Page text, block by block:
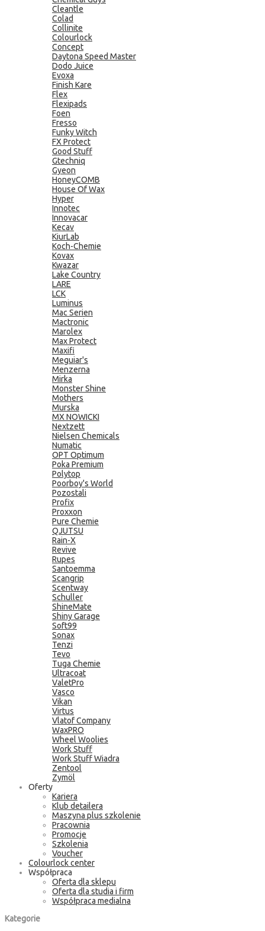
Cleantle
Colad
Collinite
Colourlock
Concept
Daytona Speed Master
Dodo Juice
Evoxa
Finish Kare
Flex
Flexipads
Foen
Fresso
Funky Witch
FX Protect
Good Stuff
Gtechniq
Gyeon
HoneyCOMB
House Of Wax
Hyper
Innotec
Innovacar
Kecav
KiurLab
Koch-Chemie
Kovax
Kwazar
Lake Country
LARE
LCK
Luminus
Mac Serien
Mactronic
Marolex
Max Protect
Maxifi
Meguiar's
Menzerna
Mirka
Monster Shine
Mothers
Murska
MX NOWICKI
Nextzett
Nielsen Chemicals
Numatic
OPT Optimum
Poka Premium
Polytop
Poorboy's World
Pozostali
Profix
Proxxon
Pure Chemie
QJUTSU
Rain-X
Revive
Rupes
Santoemma
Scangrip
Scentway
Schuller
ShineMate
Shiny Garage
Soft99
Sonax
Tenzi
Tevo
Tuga Chemie
Ultracoat
ValetPro
Vasco
Vikan
Virtus
Vlatof Company
WaxPRO
Wheel Woolies
Work Stuff
Work Stuff Wiadra
Zentool
Zymöl
Oferty
Kariera
Klub detailera
Maszyna plus szkolenie
Pracownia
Promocje
Szkolenia
Voucher
Colourlock center
Współpraca
Oferta dla sklepu
Oferta dla studia i firm
Współpraca medialna
Kategorie